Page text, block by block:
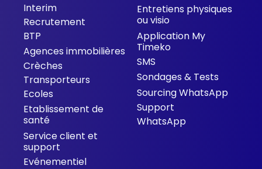
Interim
Recrutement
BTP
Agences immobilières
Crèches
Transporteurs
Ecoles
Etablissement de
santé
Service client et
support
Evénementiel
Entretiens physiques
ou visio
Application My
Timeko
SMS
Sondages & Tests
Sourcing WhatsApp
Support
WhatsApp